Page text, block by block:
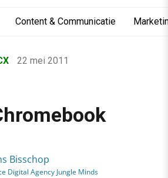
Content & Communicatie
22 mei 2011
Bisschop
Digital Agency Jungle Minds